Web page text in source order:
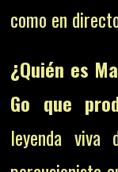
como en
¿Quién es
Go que
leyenda